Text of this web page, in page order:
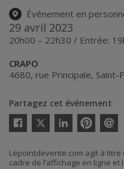
Événement en
29 avril 2023
20h00 – 22h30 / Entrée:
CRAPO
4680, rue Principale, Saint-
Partagez cet événement
Twitter
courriel
Lepointdevente.com agit à
cadre de l’affichage en ligne